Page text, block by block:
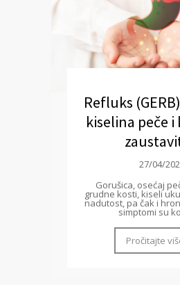
Refluks
kiselina peče i
27/04/
Gorušica, osećaj
grudne kosti, kiseli
nadutost, pa čak i
simptomi su
Pročitajte